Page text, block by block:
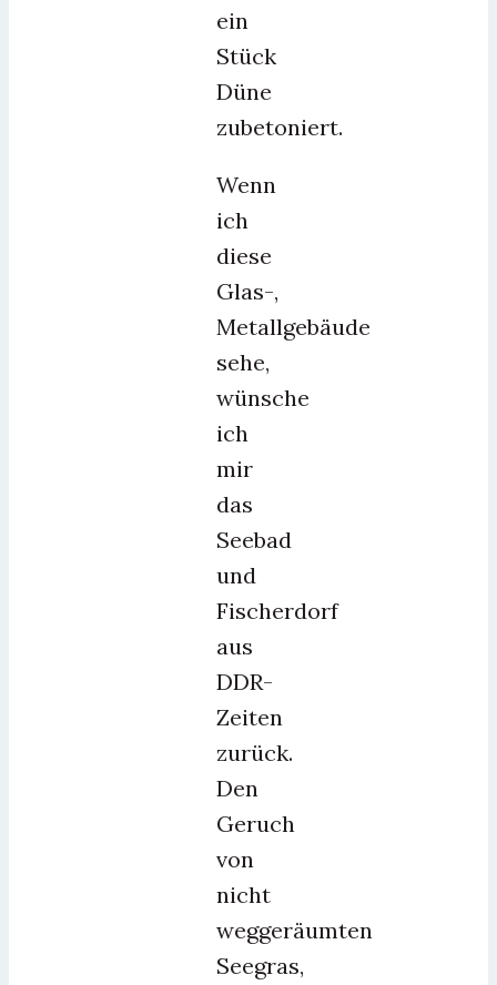
ein
Stück
Düne
zubetoniert.
Wenn
ich
diese
Glas-,
Metallgebäude
sehe,
wünsche
ich
mir
das
Seebad
und
Fischerdorf
aus
DDR-
Zeiten
zurück.
Den
Geruch
von
nicht
weggeräumten
Seegras,